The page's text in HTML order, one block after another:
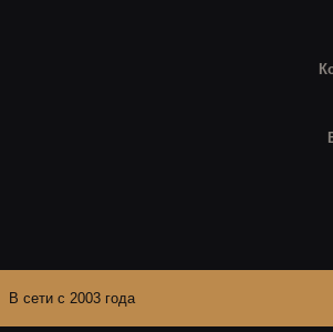
В сети с 2003 года